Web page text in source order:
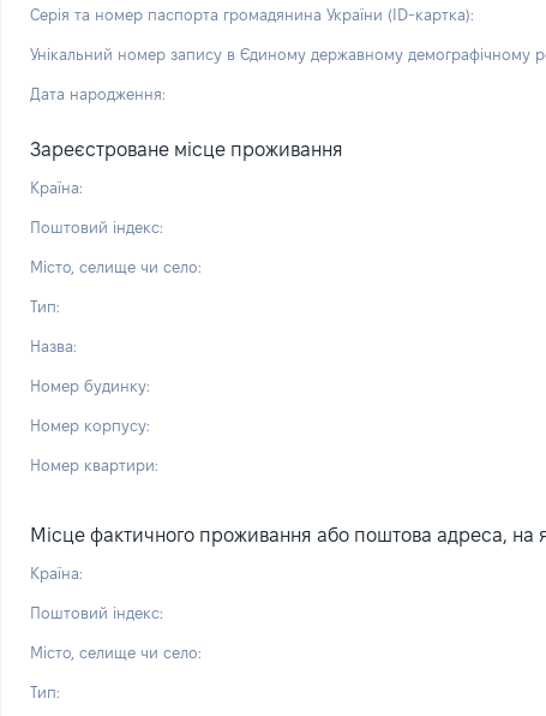
Серія та номер паспорта громадянина України (ID-картка):
Унікальний номер запису в Єдиному державному демографічному
Дата народження:
Зареєстроване місце проживання
Країна:
Поштовий індекс:
Місто, селище чи село:
Тип:
Назва:
Номер будинку:
Номер корпусу:
Номер квартири:
Місце фактичного проживання або поштова адреса, на
Країна:
Поштовий індекс:
Місто, селище чи село:
Тип: